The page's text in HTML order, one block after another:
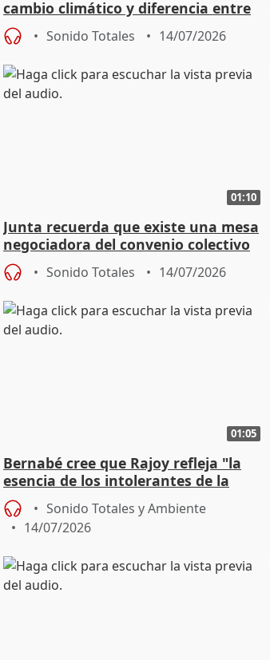
cambio climático y diferencia entre
PP y Vox
Sonido Totales 14/07/2026
01:10
Junta recuerda que existe una mesa
negociadora del convenio colectivo
de Geacam
Sonido Totales 14/07/2026
01:05
Bernabé cree que Rajoy refleja "la
esencia de los intolerantes de la
derecha"
Sonido Totales y Ambiente
14/07/2026